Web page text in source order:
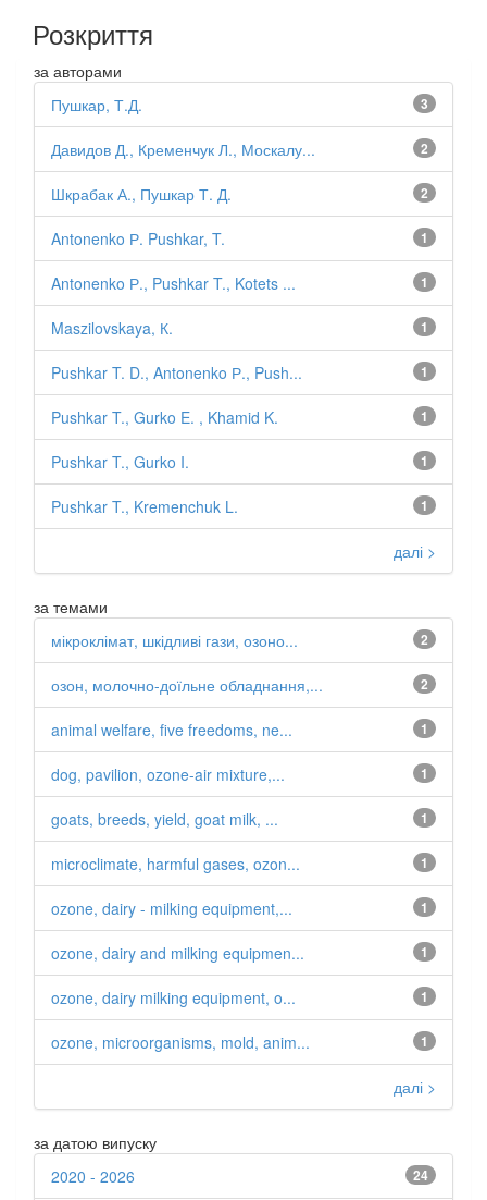
Розкриття
за авторами
3
Пушкар, Т.Д.
2
Давидов Д., Кременчук Л., Москалу...
2
Шкрабак А., Пушкар Т. Д.
1
Antonenko Р. Pushkar, T.
1
Antonenko Р., Pushkar T., Kotets ...
1
Maszilovskaya, К.
1
Pushkar T. D., Antonenko Р., Push...
1
Pushkar T., Gurko E. , Khamid K.
1
Pushkar T., Gurko I.
1
Pushkar T., Kremenchuk L.
далі >
за темами
2
мікроклімат, шкідливі гази, озоно...
2
озон, молочно-доїльне обладнання,...
1
animal welfare, five freedoms, ne...
1
dog, pavilion, ozone-air mixture,...
1
goats, breeds, yield, goat milk, ...
1
microclimate, harmful gases, ozon...
1
ozone, dairy - milking equipment,...
1
ozone, dairy and milking equipmen...
1
ozone, dairy milking equipment, o...
1
ozone, microorganisms, mold, anim...
далі >
за датою випуску
24
2020 - 2026